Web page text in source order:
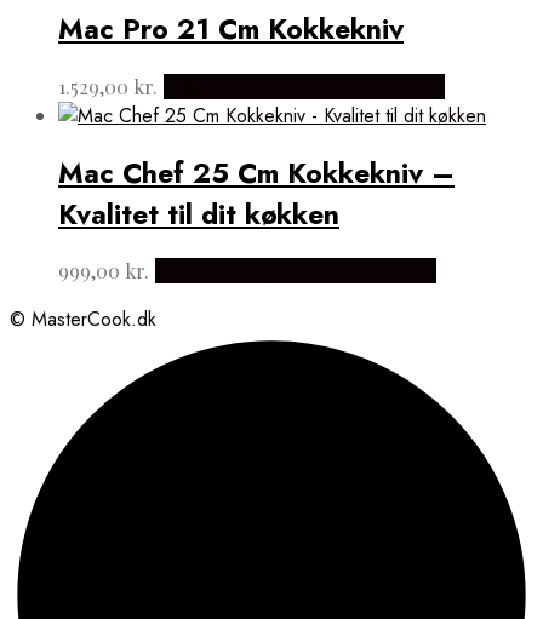
Mac Pro 21 Cm Kokkekniv
1.529,00 kr.
Mac Chef 25 Cm Kokkekniv –
Kvalitet til dit køkken
999,00 kr.
© MasterCook.dk